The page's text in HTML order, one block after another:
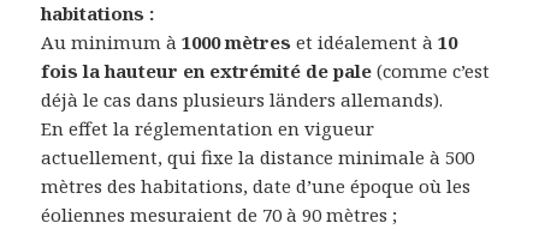
habitations :
Au minimum à1000 mètres et idéalement à10
fois la hauteur en extrémité de pale (comme c’est
déjà le cas dans plusieurs länders allemands).
En effet la réglementation en vigueur
actuellement, qui fixe la distance minimale à 500
mètres des habitations, date d’une époque où les
éoliennes mesuraient de 70 à 90 mètres ;